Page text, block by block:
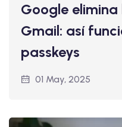
Google
Gmail: así
passkeys
01 May, 2025